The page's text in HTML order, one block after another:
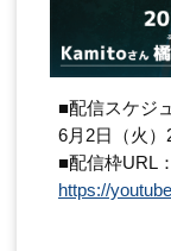
■配信スケジ
6月2日（火）
■配信枠URL：
https://